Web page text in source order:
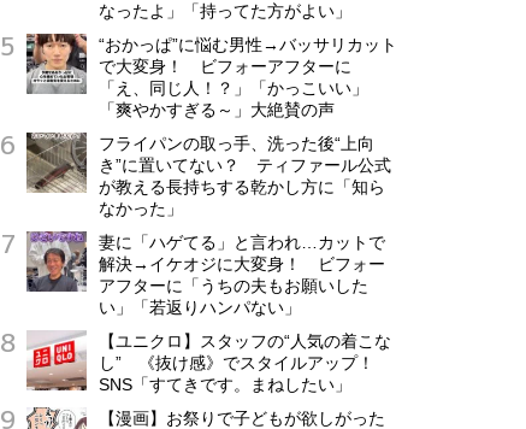
なったよ」「持ってた方がよい」
“おかっぱ”に悩む男性→バッサリカット
で大変身！ ビフォーアフターに
「え、同じ人！？」「かっこいい」
「爽やかすぎる～」大絶賛の声
フライパンの取っ手、洗った後“上向
き”に置いてない？ ティファール公式
が教える長持ちする乾かし方に「知ら
なかった」
妻に「ハゲてる」と言われ…カットで
解決→イケオジに大変身！ ビフォー
アフターに「うちの夫もお願いした
い」「若返りハンパない」
【ユニクロ】スタッフの“人気の着こな
し” 《抜け感》でスタイルアップ！
SNS「すてきです。まねしたい」
【漫画】お祭りで子どもが欲しがった